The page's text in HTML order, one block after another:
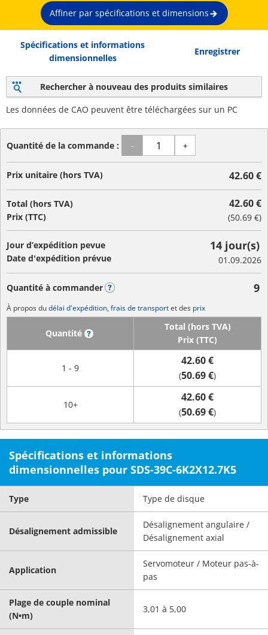
Affiner par spécifications et dimensions
Spécifications et informations
dimensionnelles
Enregistrer
Rechercher à nouveau des produits similaires
Les données de CAO peuvent être téléchargées sur un PC
Quantité de la commande : - +
Prix unitaire (hors TVA) 42.60 €
Total (hors TVA)
Prix (TTC)
42.60 €
(50.69 €)
Jour d’expédition pevue
Date d'expédition prévue
14 jour(s)
01.09.2026
Quantité à commander 9
À propos dudélai d'expédition, frais de transportet des prix
Quantité
Total (hors TVA)
Prix (TTC)
1 - 9
42.60 €
(50.69 €)
10+
42.60 €
(50.69 €)
Spécifications et informations
dimensionnelles pour SDS-39C-6K2X12.7K5
Type Type de disque
Désalignement admissible
Désalignement angulaire /
Désalignement axial
Application
Servomoteur / Moteur pas-à-
pas
Plage de couple nominal
(N•m)
3,01 à 5,00